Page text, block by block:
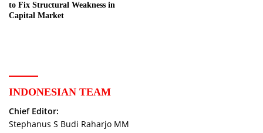
to Fix Structural Weakness in
Capital Market
INDONESIAN TEAM
Chief Editor:
Stephanus S Budi Raharjo MM